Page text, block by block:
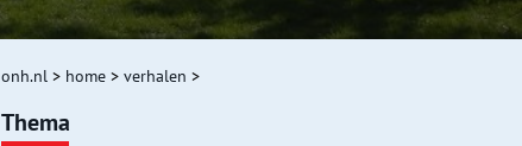
onh.nl > home > verhalen >
Thema